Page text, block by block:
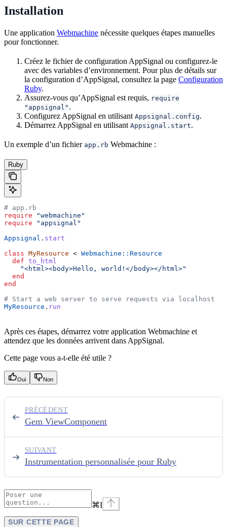
Installation
Une application Webmachine nécessite quelques étapes manuelles
pour fonctionner.
Créez le fichier de configuration AppSignal ou configurez-le
avec des variables d’environnement. Pour plus de détails sur
la configuration d’AppSignal, consultez la page Configuration
Ruby.
Assurez-vous qu’AppSignal est requis, require
"appsignal" .
Configurez AppSignal en utilisant Appsignal.config.
Démarrez AppSignal en utilisant Appsignal.start.
Un exemple d’un fichier app.rb Webmachine :
Ruby
# app.rb
require "webmachine"
require "appsignal"
Appsignal . start
class MyResource < Webmachine::Resource
  def
to_html
    "<html><body>Hello, world!</body></html>"
  end
end
# Start a web server to serve requests via localhost
MyResource . run
Après ces étapes, démarrez votre application Webmachine et
attendez que les données arrivent dans AppSignal.
Cette page vous a-t-elle été utile ?
Oui Non
Gem ViewComponent
PRÉCÉDENT
Instrumentation personnalisée pour Ruby
SUIVANT
⌘I
SUR CETTE PAGE